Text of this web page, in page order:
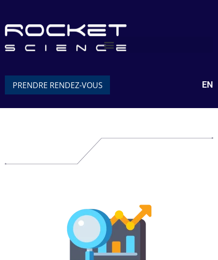
PRENDRE RENDEZ-VOUS EN